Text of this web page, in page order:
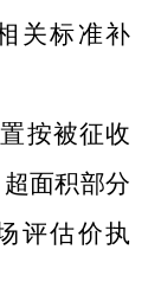
关标准补
按被征收
面积部分
评估价执